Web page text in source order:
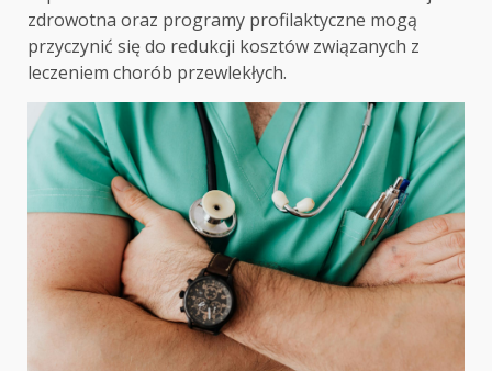
zdrowotna oraz programy profilaktyczne mogą
przyczynić się do redukcji kosztów związanych z
leczeniem chorób przewlekłych.